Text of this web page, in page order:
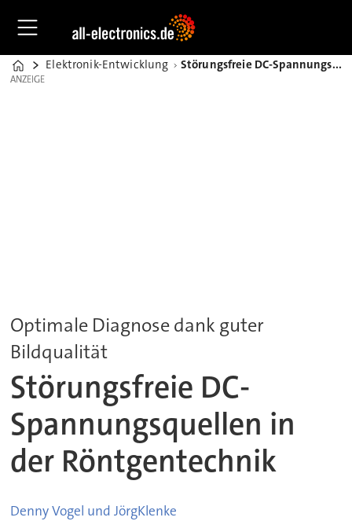
Home
Elektronik-Entwicklung Störungsfreie DC-Spannungsquellen in der Röntgentechnik
ANZEIGE
ANZEIGE
Optimale Diagnose dank guter
Bildqualität
Störungsfreie DC-
Spannungsquellen in
der Röntgentechnik
Denny Vogel und JörgKlenke